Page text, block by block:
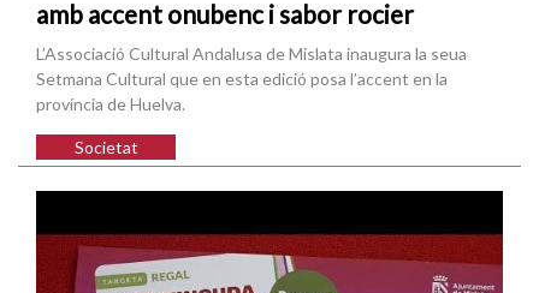
amb accent onubenc i sabor rocier
L’Associació Cultural Andalusa de Mislata inaugura la seua
Setmana Cultural que en esta edició posa l’accent en la
província de Huelva.
Societat